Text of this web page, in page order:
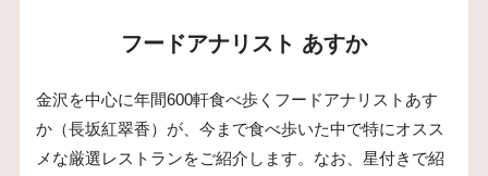
フードアナリスト あすか
金沢を中心に年間600軒食べ歩くフードアナリストあす
か（長坂紅翠香）が、今まで食べ歩いた中で特にオスス
メな厳選レストランをご紹介します。なお、星付きで紹